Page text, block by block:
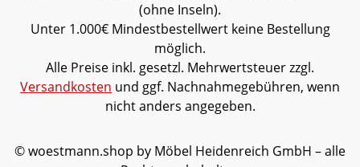
(ohne Inseln).
Unter 1.000€ Mindestbestellwert keine Bestellung
möglich.
Alle Preise inkl. gesetzl. Mehrwertsteuer zzgl.
Versandkosten und ggf. Nachnahmegebühren, wenn
nicht anders angegeben.
© woestmann.shop by Möbel Heidenreich GmbH – alle